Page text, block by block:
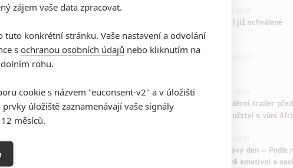
Marvel nečekaně zrušil již schválené
pokračování
433
1ČLÁNEK | 30.07.2026 20:14
Děti krve a kostí: Regulérní trailer
akční fantasy dobrodružství s vůní
Spider-Man: Zbrusu nový den – Podle
máme čekat překvapivě emotivní a
zájem vaše data zpracovat.
tuto konkrétní stránku. Vaše nastavení a odvolání
s ochranou osobních údajů nebo kliknutím na
rohu.
cookie s názvem "euconsent-v2" a v úložišti
úložiště zaznamenávají vaše signály
měsíců.